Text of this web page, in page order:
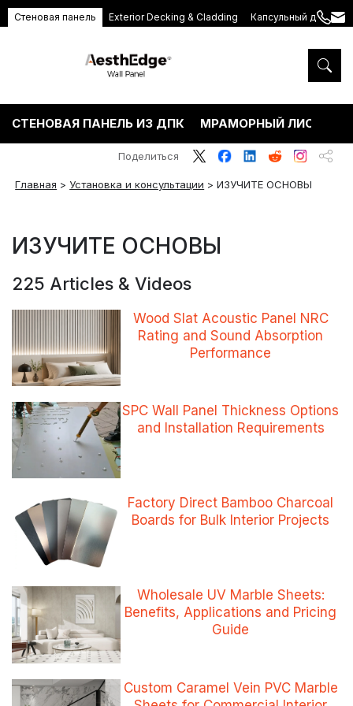
Стеновая панель Exterior Decking & Cladding Капсульный дом
+86
5575
СТЕНОВАЯ ПАНЕЛЬ ИЗ ДПК МРАМОРНЫЙ ЛИСТ ПВХ
Главная > Установка и консультации >ИЗУЧИТЕ ОСНОВЫ
Поделиться
ИЗУЧИТЕ ОСНОВЫ
225 Articles & Videos
Wood Slat Acoustic Panel NRC
Rating and Sound Absorption
Performance
SPC Wall Panel Thickness Options
and Installation Requirements
Factory Direct Bamboo Charcoal
Boards for Bulk Interior Projects
Wholesale UV Marble Sheets:
Benefits, Applications and Pricing
Guide
Custom Caramel Vein PVC Marble